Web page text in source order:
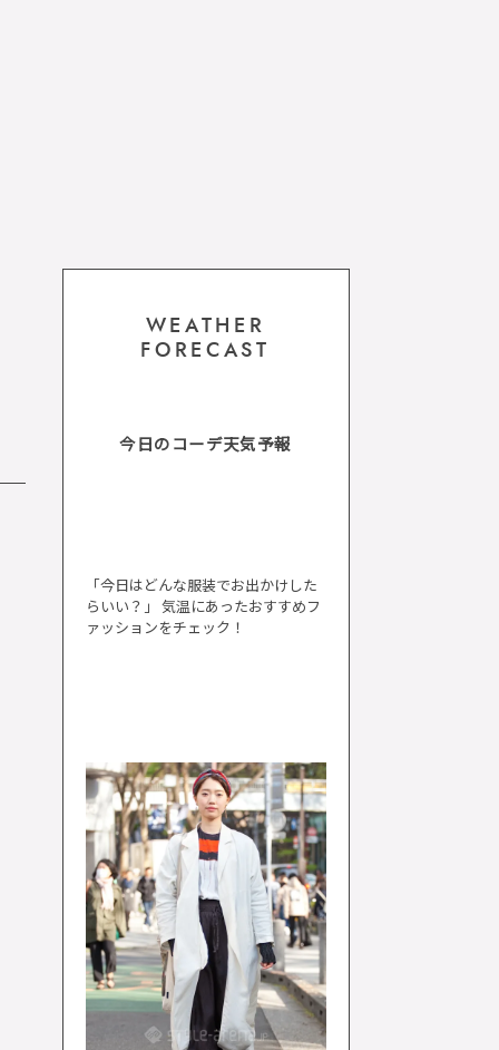
WEATHER
FORECAST
今日のコーデ天気予報
「今日はどんな服装でお出かけした
らいい？」 気温にあったおすすめフ
ァッションをチェック！